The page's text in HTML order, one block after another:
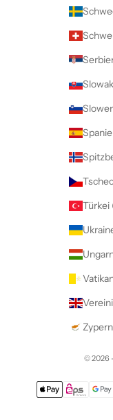
Türkei
© 2026